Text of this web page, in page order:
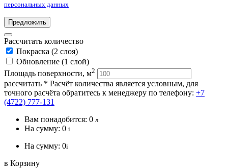
персональных данных
Предложить
Рассчитать количество
Покраска (2 слоя)
Обновление (1 слой)
Площадь поверхности, м2
рассчитать * Расчёт количества является условным, для
точного расчёта обратитесь к менеджеру по телефону: +7
(4722) 777-131
Вам понадобится: 0 л
На сумму: 0 i
На сумму: 0i
в Корзину